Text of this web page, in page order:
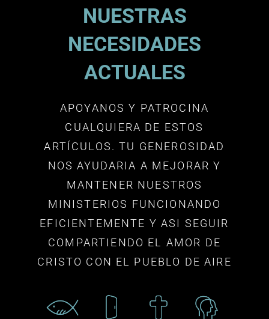
DONACIONESNUESTRAS
NECESIDADES
ACTUALES
APOYANOS Y PATROCINA
CUALQUIERA DE ESTOS
ARTÍCULOS. TU GENEROSIDAD
NOS AYUDARIA A MEJORAR Y
MANTENER NUESTROS
MINISTERIOS FUNCIONANDO
EFICIENTEMENTE Y ASI SEGUIR
COMPARTIENDO EL AMOR DE
CRISTO CON EL PUEBLO DE AIRE